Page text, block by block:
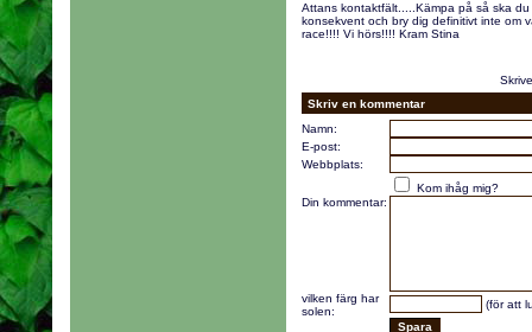
Attans kontaktfält.....Kämpa på så ska
konsekvent och bry dig definitivt inte om
race!!!! Vi hörs!!!! Kram Stina
Skriv en kommentar
Namn:
E-post:
Webbplats:
Kom ihåg mig?
Din kommentar:
vilken färg har
solen:
(för att